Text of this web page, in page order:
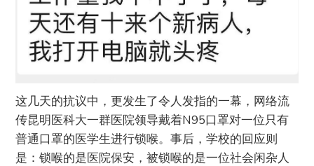
这几天的抗议中，更发生了令人发指的一幕，网络流
传昆明医科大一群医院领导戴着N95口罩对一位只有
普通口罩的医学生进行锁喉。事后，学校的回应则
是：锁喉的是医院保安，被锁喉的是一位社会闲杂人